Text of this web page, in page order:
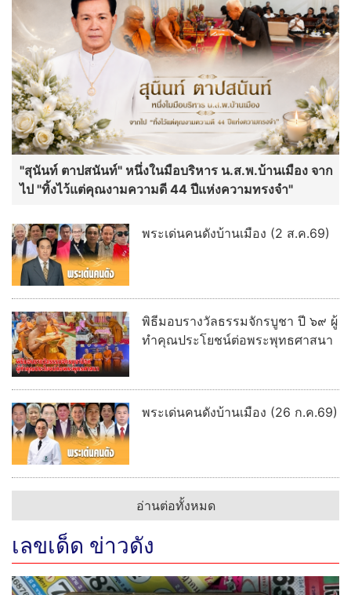
"สุนันท์ ตาปสนันท์" หนึ่งในมือบริหาร น.ส.พ.บ้านเมือง จาก
ไป "ทิ้งไว้แต่คุณงามความดี 44 ปีแห่งความทรงจำ"
พระเด่นคนดังบ้านเมือง (2 ส.ค.69)
พิธีมอบรางวัลธรรมจักรบูชา ปี ๖๙ ผู้
ทำคุณประโยชน์ต่อพระพุทธศาสนา
พระเด่นคนดังบ้านเมือง (26 ก.ค.69)
อ่านต่อทั้งหมด
เลขเด็ด ข่าวดัง